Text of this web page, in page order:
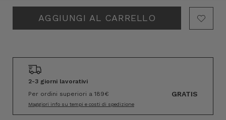
2-3 giorni lavorativi
Per ordini superiori a 189€
GRATIS
Maggiori info su tempi e costi di spedizione